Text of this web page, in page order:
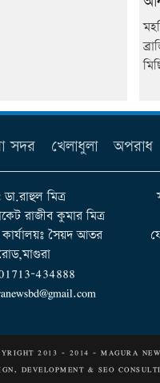
সদর খেলাধুলা অপরাধ
ডা.রাহুল মিত্র
রাজীব কুমার মিত্র
কার্যালয়ঃ সৈয়দ আতর
434888
2013 - 2014 - MAGURA
DEVELOPMENT & SEO